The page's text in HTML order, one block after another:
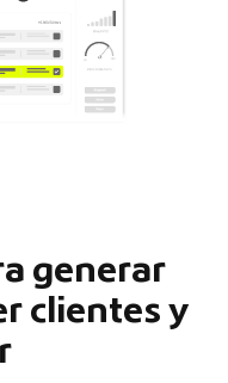
generar
clientes y